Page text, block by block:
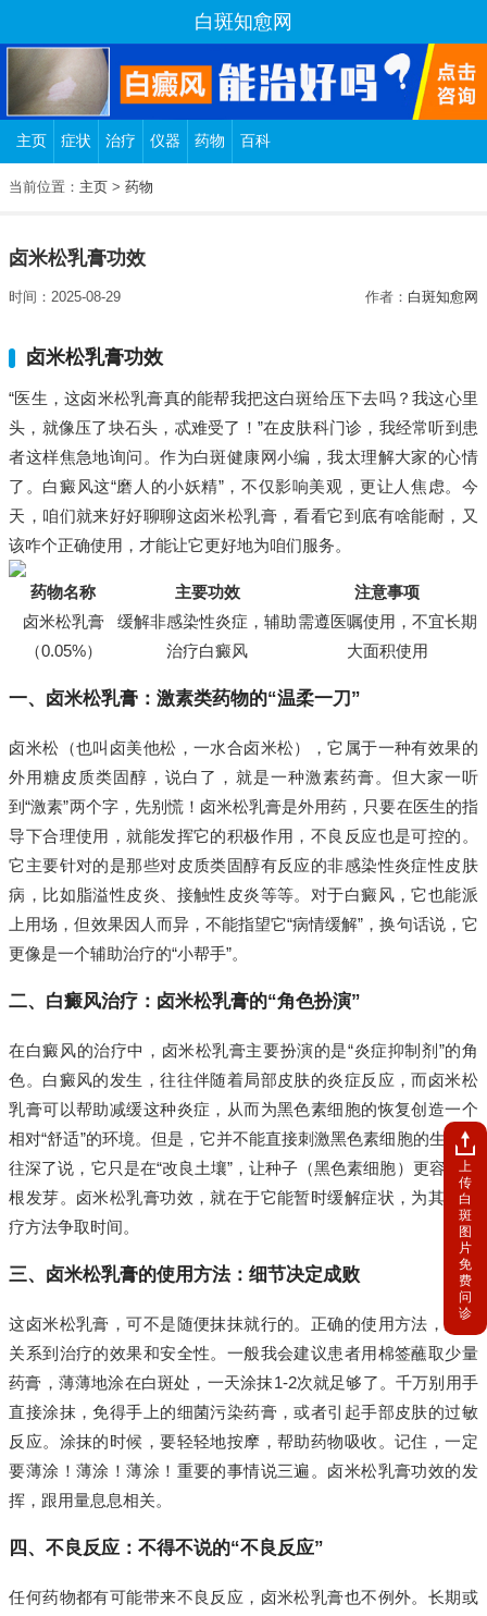
白斑知愈网
主页 症状 治疗 仪器 药物 百科
当前位置： 主页 >药物
卤米松乳膏功效
时间：2025-08-29 作者： 白斑知愈网
卤米松乳膏功效
“医生，这卤米松乳膏真的能帮我把这白斑给压下去吗？我这心里
头，就像压了块石头，忒难受了！”在皮肤科门诊，我经常听到患
者这样焦急地询问。作为白斑健康网小编，我太理解大家的心情
了。白癜风这“磨人的小妖精”，不仅影响美观，更让人焦虑。今
天，咱们就来好好聊聊这卤米松乳膏，看看它到底有啥能耐，又
该咋个正确使用，才能让它更好地为咱们服务。
药物名称 主要功效
注意事项
卤米松乳膏
（0.05%）
缓解非感染性炎症，辅助
治疗白癜风
需遵医嘱使用，不宜长期
大面积使用
一、卤米松乳膏：激素类药物的“温柔一刀”
卤米松（也叫卤美他松，一水合卤米松），它属于一种有效果的
外用糖皮质类固醇，说白了，就是一种激素药膏。但大家一听
到“激素”两个字，先别慌！卤米松乳膏是外用药，只要在医生的指
导下合理使用，就能发挥它的积极作用，不良反应也是可控的。
它主要针对的是那些对皮质类固醇有反应的非感染性炎症性皮肤
病，比如脂溢性皮炎、接触性皮炎等等。对于白癜风，它也能派
上用场，但效果因人而异，不能指望它“病情缓解”，换句话说，它
更像是一个辅助治疗的“小帮手”。
二、白癜风治疗：卤米松乳膏的“角色扮演”
在白癜风的治疗中，卤米松乳膏主要扮演的是“炎症抑制剂”的角
色。白癜风的发生，往往伴随着局部皮肤的炎症反应，而卤米松
乳膏可以帮助减缓这种炎症，从而为黑色素细胞的恢复创造一个
相对“舒适”的环境。但是，它并不能直接刺激黑色素细胞的生成，
往深了说，它只是在“改良土壤”，让种子（黑色素细胞）更容易生
根发芽。卤米松乳膏功效，就在于它能暂时缓解症状，为其他治
疗方法争取时间。
三、卤米松乳膏的使用方法：细节决定成败
这卤米松乳膏，可不是随便抹抹就行的。正确的使用方法，直接
关系到治疗的效果和安全性。一般我会建议患者用棉签蘸取少量
药膏，薄薄地涂在白斑处，一天涂抹1-2次就足够了。千万别用手
直接涂抹，免得手上的细菌污染药膏，或者引起手部皮肤的过敏
反应。涂抹的时候，要轻轻地按摩，帮助药物吸收。记住，一定
要薄涂！薄涂！薄涂！重要的事情说三遍。卤米松乳膏功效的发
挥，跟用量息息相关。
四、不良反应：不得不说的“不良反应”
任何药物都有可能带来不良反应，卤米松乳膏也不例外。长期或
上
传
白
斑
图
片
免
费
问
诊